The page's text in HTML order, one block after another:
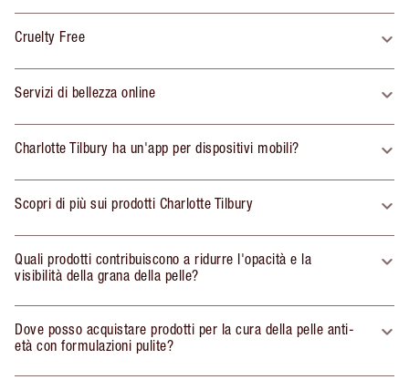
Cruelty Free
Servizi di bellezza online
Charlotte Tilbury ha un'app per dispositivi mobili?
Scopri di più sui prodotti Charlotte Tilbury
Quali prodotti contribuiscono a ridurre l'opacità e la
visibilità della grana della pelle?
Dove posso acquistare prodotti per la cura della pelle anti-
età con formulazioni pulite?